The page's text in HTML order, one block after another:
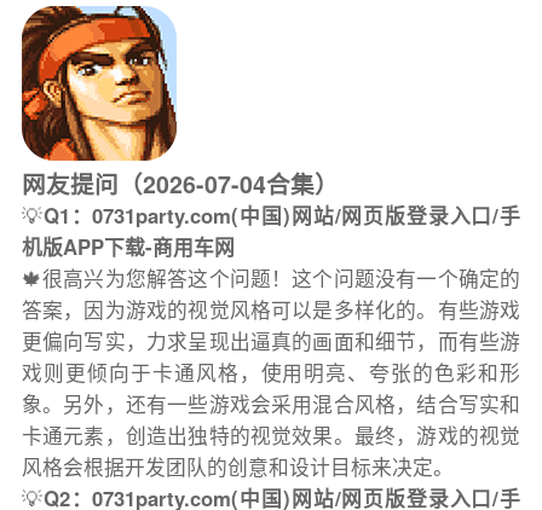
网友提问（2026-07-04合集）
💡Q1：0731party.com(中国)网站/网页版登录入口/手
机版APP下载-商用车网
🍁很高兴为您解答这个问题！这个问题没有一个确定的
答案，因为游戏的视觉风格可以是多样化的。有些游戏
更偏向写实，力求呈现出逼真的画面和细节，而有些游
戏则更倾向于卡通风格，使用明亮、夸张的色彩和形
象。另外，还有一些游戏会采用混合风格，结合写实和
卡通元素，创造出独特的视觉效果。最终，游戏的视觉
风格会根据开发团队的创意和设计目标来决定。
💡Q2：0731party.com(中国)网站/网页版登录入口/手